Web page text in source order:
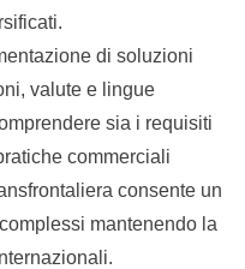
di soluzioni
valute e lingue
sia i requisiti
commerciali
consente un
mantenendo la